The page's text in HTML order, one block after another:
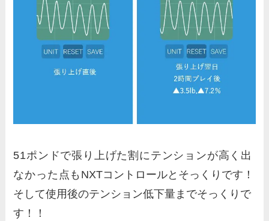
51ポンドで張り上げた割にテンションが高く出
なかった点も NXTコントロールとそっくりです！
そして使用後のテンション低下量までそっくりで
す！！